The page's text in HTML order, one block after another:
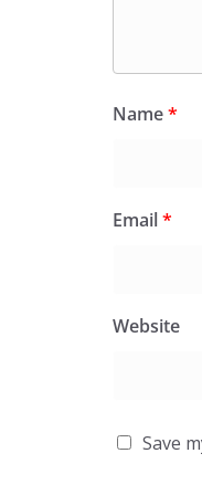
Name*
Email*
Website
Save